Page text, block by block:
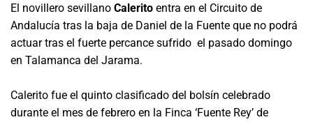
El novillero sevillano Calerito entra en el Circuito de
Andalucía tras la baja de Daniel de la Fuente que no podrá
actuar tras el fuerte percance sufrido el pasado domingo
en Talamanca del Jarama.
Calerito fue el quinto clasificado del bolsín celebrado
durante el mes de febrero en la Finca ‘Fuente Rey’ de